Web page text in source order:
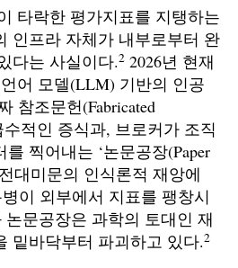
타락한 평가지표를 지탱하는
인프라 자체가 내부로부터 완
다는 사실이다.2 2026년 현재
어 모델(LLM) 기반의 인공
참조문헌(Fabricated
수적인 증식과, 브로커가 조직
찍어내는 ‘논문공장(Paper
대미문의 인식론적 재앙에
이 외부에서 지표를 팽창시
문공장은 과학의 토대인 재
밑바닥부터 파괴하고 있다.2